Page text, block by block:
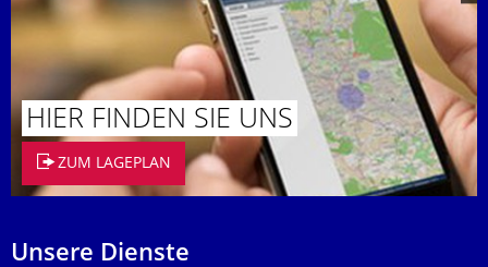
HIER FINDEN SIE UNS
ZUM LAGEPLAN
Unsere Dienste